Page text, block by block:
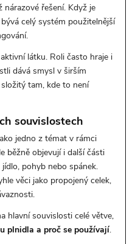
řešení. Když je
celý systém použitelnější
látku. Roli často hraje i
dává smysl v širším
tam, kde to není
souvislostech
jedno z témat v rámci
běžně objevují i další části
pohyb nebo spánek.
věci jako propojený celek,
hlavní souvislosti celé větve,
plnidla a proč se používají.